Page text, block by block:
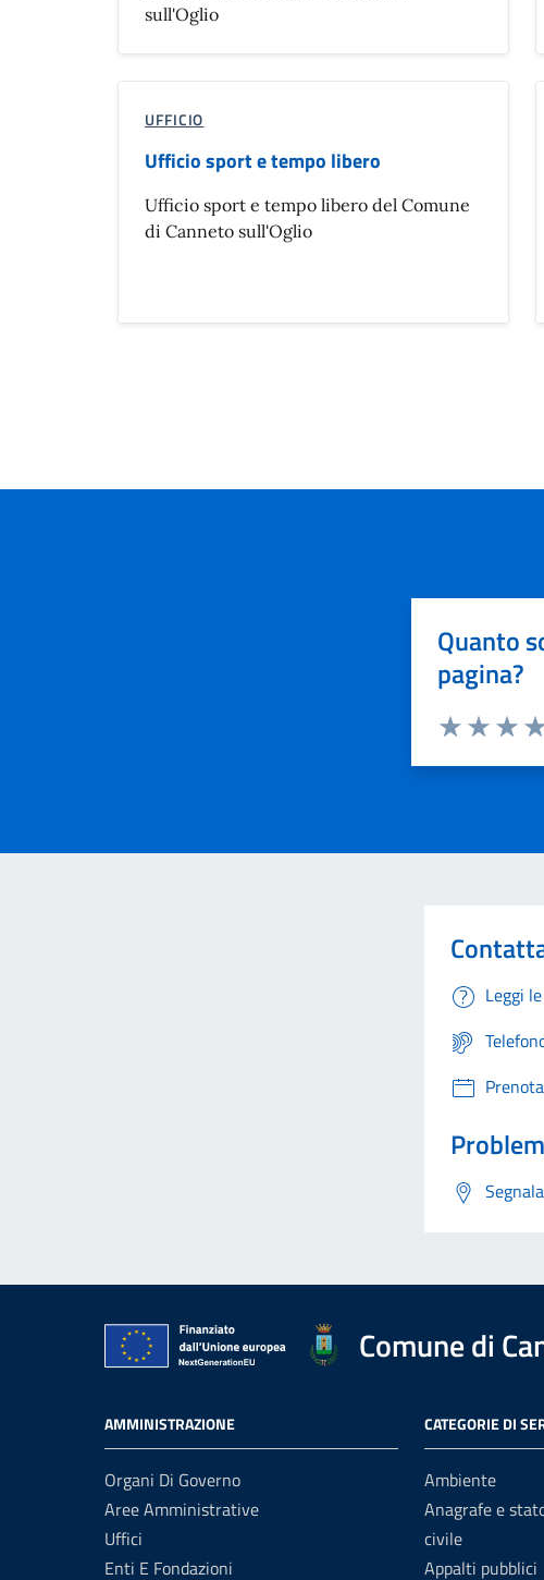
sull'Oglio
UFFICIO
Ufficio sport e tempo libero
Ufficio sport e tempo libero del Comune
di Canneto sull'Oglio
Quanto
pagina?
Leggi
Comune di
AMMINISTRAZIONE
Organi Di Governo
Aree Amministrative
Uffici
Enti E Fondazioni
CATEGORIE DI
Ambiente
Anagrafe e
civile
Appalti pubblici